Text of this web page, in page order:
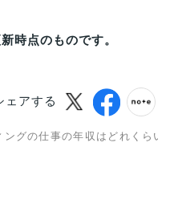
時点のものです。
ェアする
ングの仕事の年収はどれくらい